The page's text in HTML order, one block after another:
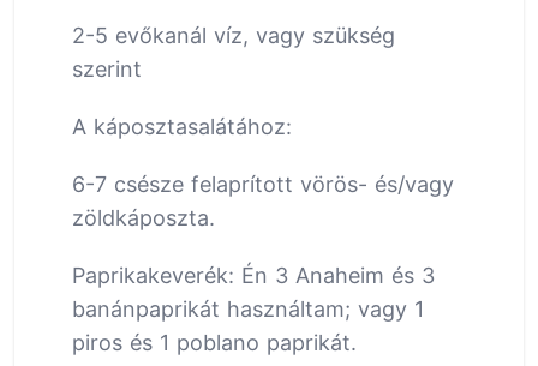
2-5 evőkanál víz, vagy szükség
szerint
A káposztasalátához:
6-7 csésze felaprított vörös- és/vagy
zöldkáposzta.
Paprikakeverék: Én 3 Anaheim és 3
banánpaprikát használtam; vagy 1
piros és 1 poblano paprikát.